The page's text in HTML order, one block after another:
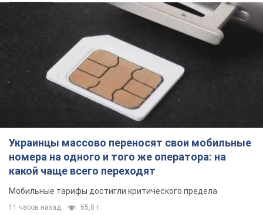
Украинцы массово переносят свои мобильные
номера на одного и того же оператора: на
какой чаще всего переходят
Мобильные тарифы достигли критического предела
11 часов назад 65,8 т.